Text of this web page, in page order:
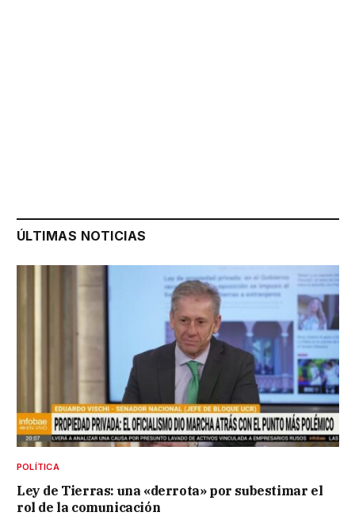
ÚLTIMAS NOTICIAS
POLÍTICA
Ley de Tierras: una «derrota» por subestimar el
rol de la comunicación